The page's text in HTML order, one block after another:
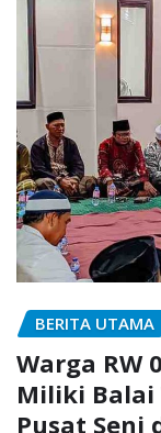
BERITA UTAMA
Warga RW
Miliki Balai
Pusat Seni